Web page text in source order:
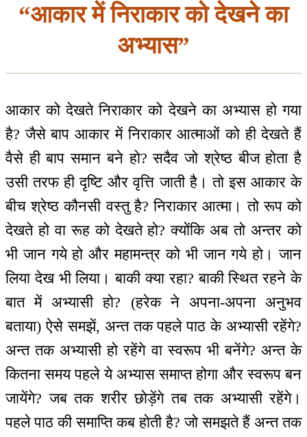
“आकार में निराकार को देखने का
अभ्यास”
आकार को देखते निराकार को देखने का अभ्यास हो गया
है? जैसे बाप आकार में निराकार आत्माओं को ही देखते हैं
वैसे ही बाप समान बने हो? सदैव जो श्रेष्ठ बीज होता है
उसी तरफ ही दृष्टि और वृत्ति जाती है। तो इस आकार के
बीच श्रेष्ठ कौनसी वस्तु है? निराकार आत्मा। तो रूप को
देखते हो वा रूह को देखते हो? क्योंकि अब तो अन्तर को
भी जान गये हो और महामन्त्र को भी जान गये हो। जान
लिया देख भी लिया। बाकी क्या रहा? बाकी स्थित रहने के
बात में अभ्यासी हो? (हरेक ने अपना-अपना अनुभव
बताया) ऐसे समझें, अन्त तक पहले पाठ के अभ्यासी रहेंगे?
अन्त तक अभ्यासी हो रहेंगे वा स्वरूप भी बनेंगे? अन्त के
कितना समय पहले ये अभ्यास समाप्त होगा और स्वरूप बन
जायेंगे? जब तक शरीर छोड़ेंगे तब तक अभ्यासी रहेंगे।
पहले पाठ की समाप्ति कब होती है? जो समझते हैं अन्त तक